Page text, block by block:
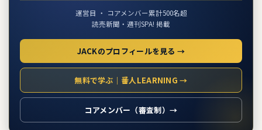
運営目 ・ コアメンバー累計500名超
読売新聞・週刊SPA! 掲載
JACKのプロフィールを見る →
無料で学ぶ｜番人LEARNING →
コアメンバー（審査制）→